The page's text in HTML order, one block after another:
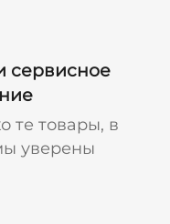
сервисное
те товары, в
уверены